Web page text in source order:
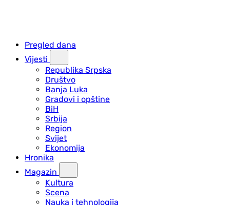
Pregled dana
Vijesti
Republika Srpska
Društvo
Banja Luka
Gradovi i opštine
BiH
Srbija
Region
Svijet
Ekonomija
Hronika
Magazin
Kultura
Scena
Nauka i tehnologija